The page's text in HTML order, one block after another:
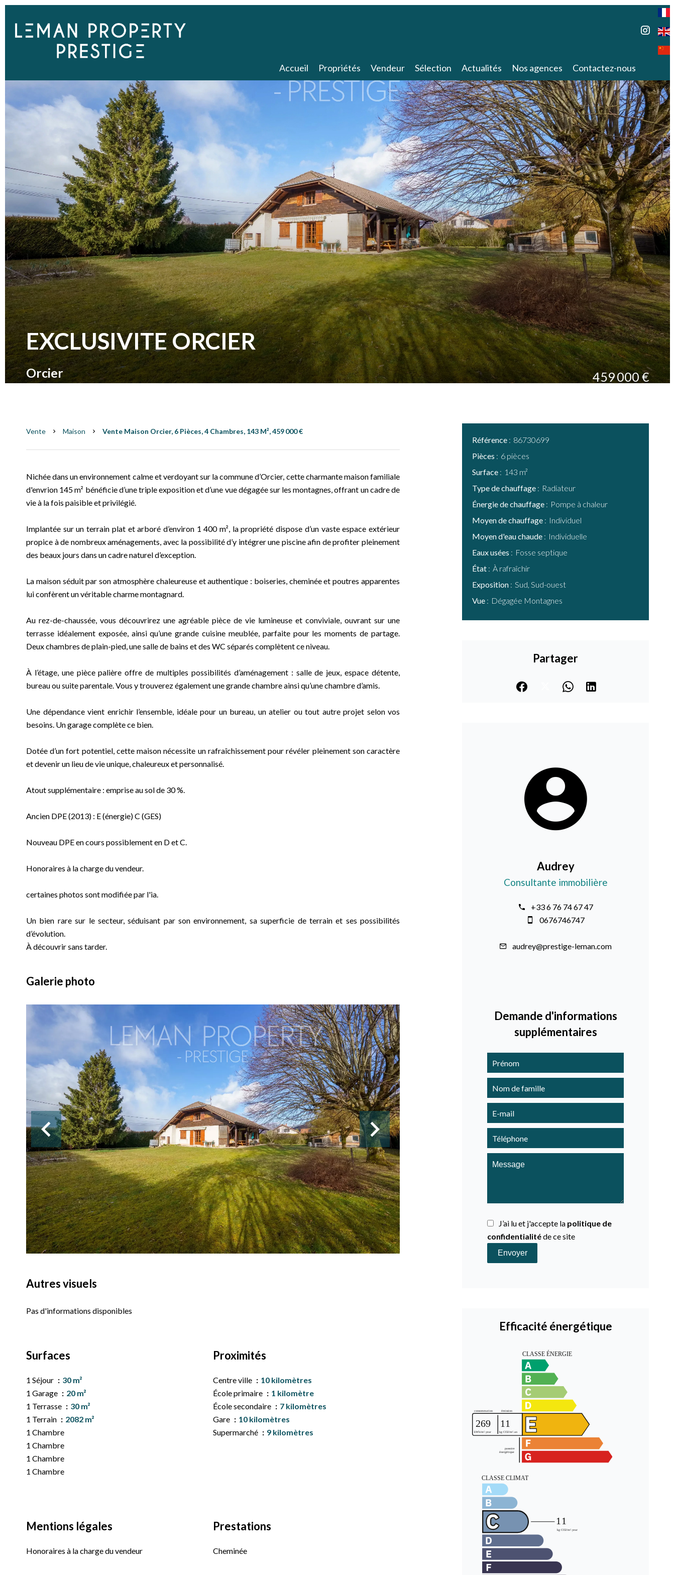
Accueil Propriétés Vendeur Sélection Actualités Nos agences Contactez-nous
EXCLUSIVITE ORCIER
Orcier 459 000 €
Vente Maison Vente Maison Orcier, 6 Pièces, 4 Chambres, 143 M², 459 000 €
Nichée dans un environnement calme et verdoyant sur la commune d’Orcier, cette charmante maison familiale
d'envrion 145 m² bénéficie d’une triple exposition et d’une vue dégagée sur les montagnes, offrant un cadre de
vie à la fois paisible et privilégié.
Implantée sur un terrain plat et arboré d’environ 1 400 m², la propriété dispose d’un vaste espace extérieur
propice à de nombreux aménagements, avec la possibilité d’y intégrer une piscine afin de profiter pleinement
des beaux jours dans un cadre naturel d’exception.
La maison séduit par son atmosphère chaleureuse et authentique : boiseries, cheminée et poutres apparentes
lui confèrent un véritable charme montagnard.
Au rez-de-chaussée, vous découvrirez une agréable pièce de vie lumineuse et conviviale, ouvrant sur une
terrasse idéalement exposée, ainsi qu’une grande cuisine meublée, parfaite pour les moments de partage.
Deux chambres de plain-pied, une salle de bains et des WC séparés complètent ce niveau.
À l’étage, une pièce palière offre de multiples possibilités d’aménagement : salle de jeux, espace détente,
bureau ou suite parentale. Vous y trouverez également une grande chambre ainsi qu’une chambre d’amis.
Une dépendance vient enrichir l’ensemble, idéale pour un bureau, un atelier ou tout autre projet selon vos
besoins. Un garage complète ce bien.
Dotée d’un fort potentiel, cette maison nécessite un rafraîchissement pour révéler pleinement son caractère
et devenir un lieu de vie unique, chaleureux et personnalisé.
Atout supplémentaire : emprise au sol de 30 %.
Ancien DPE (2013) : E (énergie) C (GES)
Nouveau DPE en cours possiblement en D et C.
Honoraires à la charge du vendeur.
certaines photos sont modifiée par l'ia.
Un bien rare sur le secteur, séduisant par son environnement, sa superficie de terrain et ses possibilités
d’évolution.
À découvrir sans tarder.
Galerie photo
Autres visuels
Pas d'informations disponibles
Surfaces
1 Séjour
30 m²
1 Garage
20 m²
1 Terrasse
30 m²
1 Terrain
2082 m²
1 Chambre
1 Chambre
1 Chambre
1 Chambre
Proximités
Centre ville
10 kilomètres
École primaire
1 kilomètre
École secondaire
7 kilomètres
Gare
10 kilomètres
Supermarché
9 kilomètres
Mentions légales
Honoraires à la charge du vendeur
Prestations
Cheminée
Référence
86730699
Pièces
6 pièces
Surface
143 m²
Type de chauffage
Radiateur
Énergie de chauffage
Pompe à chaleur
Moyen de chauffage
Individuel
Moyen d'eau chaude
Individuelle
Eaux usées
Fosse septique
État
À rafraîchir
Exposition
Sud, Sud-ouest
Vue
Dégagée Montagnes
Partager
Audrey
Consultante immobilière
+33 6 76 74 67 47
0676746747
audrey@prestige-leman.com
Demande d'informations
supplémentaires
J’ai lu et j'accepte la politique de
confidentialitéde ce site
Envoyer
Efficacité énergétique